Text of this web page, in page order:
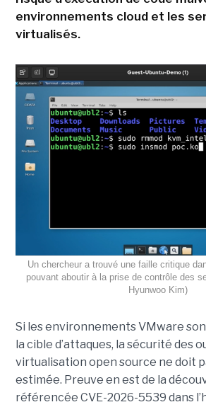
environnements cloud et les
virtualisés.
Un chercheur a trouvé une faille critique
pouvant aboutir à la prise de contrôle des
Hyunwoo Kim)
Si les environnements VMware
la cible d’attaques, la sécurité des
virtualisation open source ne doit
estimée. Preuve en est de la
référencée CVE-2026-5539 dans